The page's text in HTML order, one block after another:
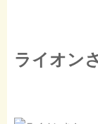
ライオン